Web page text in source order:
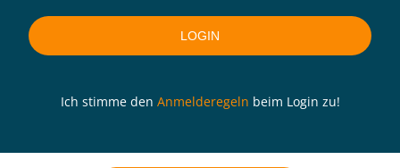
Ich stimme den Anmelderegeln beim Login zu!